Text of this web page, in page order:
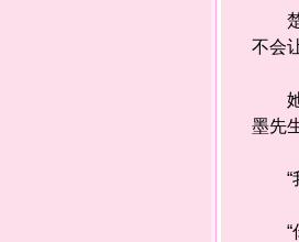
楚
不会
她
墨先
“我
“你